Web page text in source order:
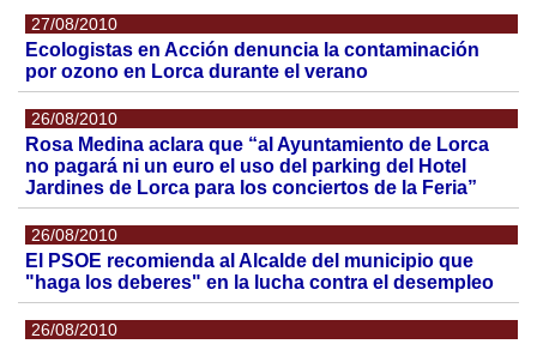
27/08/2010
Ecologistas en Acción denuncia la contaminación
por ozono en Lorca durante el verano
26/08/2010
Rosa Medina aclara que “al Ayuntamiento de Lorca
no pagará ni un euro el uso del parking del Hotel
Jardines de Lorca para los conciertos de la Feria”
26/08/2010
El PSOE recomienda al Alcalde del municipio que
"haga los deberes" en la lucha contra el desempleo
26/08/2010